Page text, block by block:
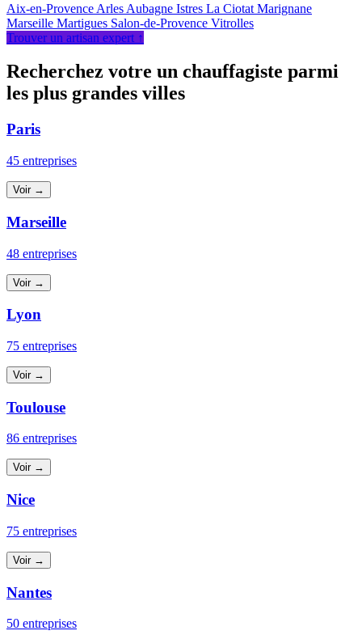
Aix-en-Provence Arles Aubagne Istres La Ciotat Marignane
Marseille Martigues Salon-de-Provence Vitrolles
Trouver un artisan expert ↑
Recherchez votre un chauffagiste parmi
les plus grandes villes
Paris
45 entreprises
Voir →
Marseille
48 entreprises
Voir →
Lyon
75 entreprises
Voir →
Toulouse
86 entreprises
Voir →
Nice
75 entreprises
Voir →
Nantes
50 entreprises